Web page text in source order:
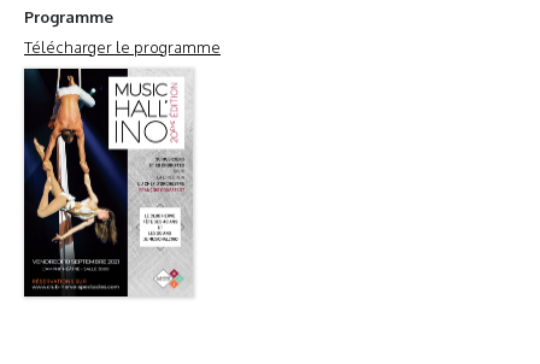
Programme
Télécharger le programme